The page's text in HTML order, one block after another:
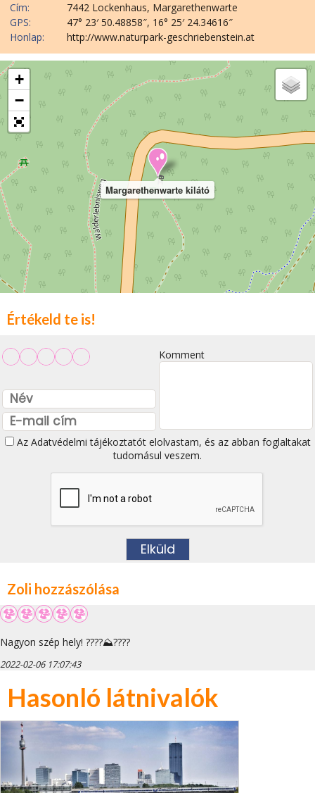
Cím:
7442 Lockenhaus, Margarethenwarte
GPS:
47° 23′ 50.48858″, 16° 25′ 24.34616″
Honlap:
http://www.naturpark-geschriebenstein.at
Margarethenwarte kilátó
+
−
Értékeld te is!
Komment
Az Adatvédelmi tájékoztatótelolvastam, és az abban foglaltakat
tudomásul veszem.
Zoli hozzászólása
Nagyon szép hely! ????⛰️????️
2022-02-06 17:07:43
Hasonló látnivalók